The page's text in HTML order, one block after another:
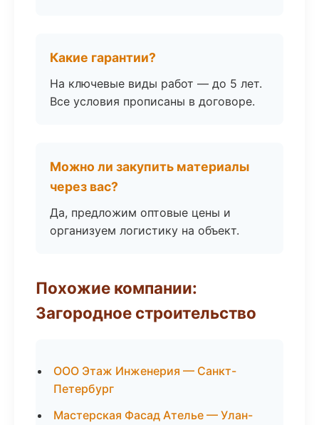
Какие гарантии?
На ключевые виды работ — до 5 лет.
Все условия прописаны в договоре.
Можно ли закупить материалы
через вас?
Да, предложим оптовые цены и
организуем логистику на объект.
Похожие компании:
Загородное строительство
ООО Этаж Инженерия — Санкт-
Петербург
Мастерская Фасад Ателье — Улан-